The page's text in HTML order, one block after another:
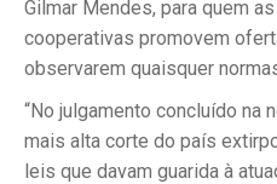
Gilmar Mendes, para quem
cooperativas promovem
observarem quaisquer
“No julgamento concluído na
mais alta corte do país
leis que davam guarida à